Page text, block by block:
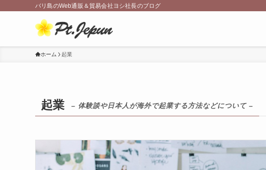
バリ島のWeb通販＆貿易会社ヨシ社長のブログ
ホーム 起業
起業 – 体験談や日本人が海外で起業する方法などについて –